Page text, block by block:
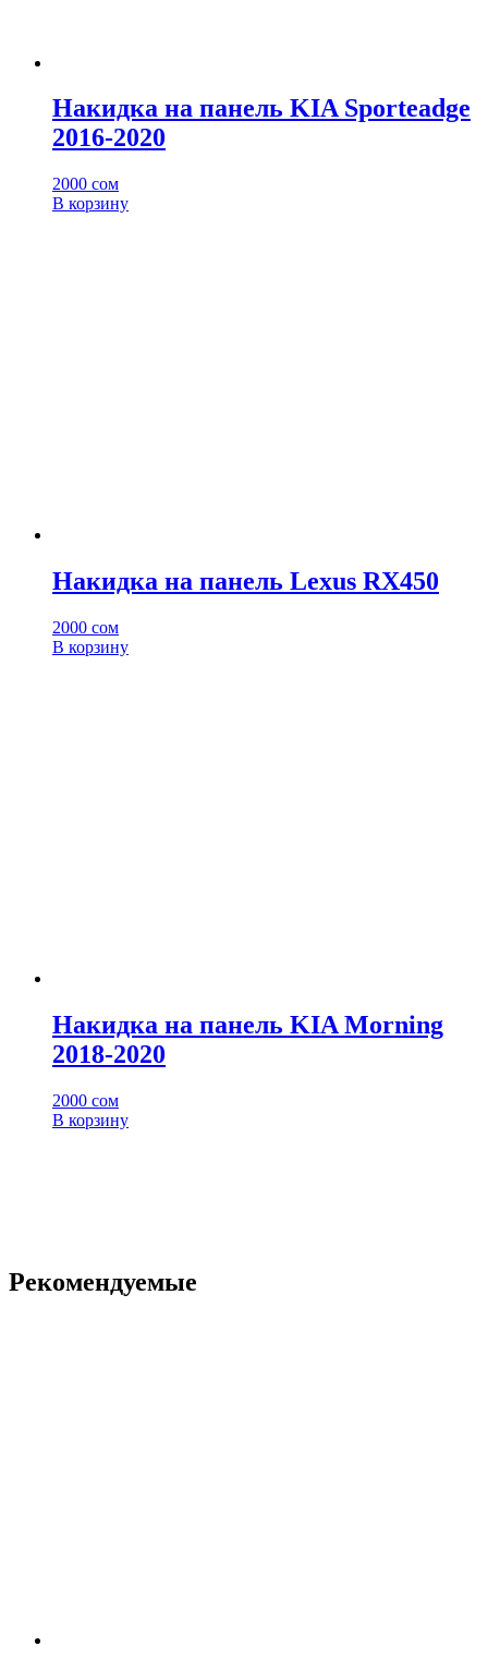
Накидка на панель KIA Sporteadge
2016-2020
2000 сом
В корзину
Накидка на панель Lexus RX450
2000 сом
В корзину
Накидка на панель KIA Morning
2018-2020
2000 сом
В корзину
Рекомендуемые